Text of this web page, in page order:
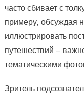
часто сбивает с
примеру, обсуждая
иллюстрировать
путешествий –
тематическими
Зритель